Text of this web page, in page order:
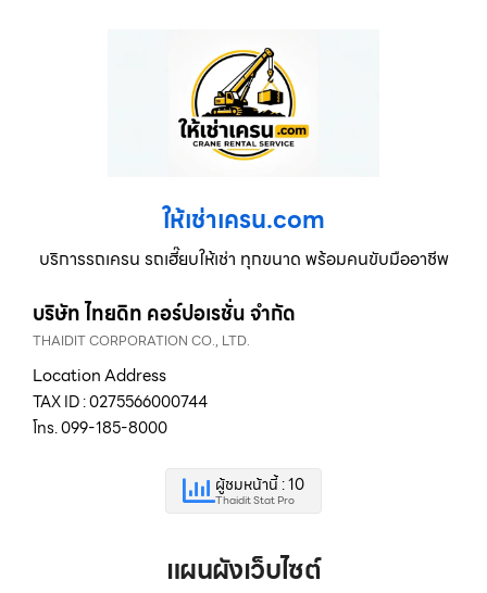
ให้เช่าเครน.com
บริการรถเครน รถเฮี๊ยบให้เช่า ทุกขนาด พร้อมคนขับมืออาชีพ
บริษัท ไทยดิท คอร์ปอเรชั่น จำกัด
THAIDIT CORPORATION CO., LTD.
Location Address
TAX ID : 0275566000744
โทร. 099-185-8000
ผู้ชมหน้านี้ : 10
Thaidit Stat Pro
แผนผังเว็บไซต์